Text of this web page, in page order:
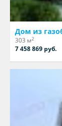
Дом из
303 м2
7 458 869 руб.